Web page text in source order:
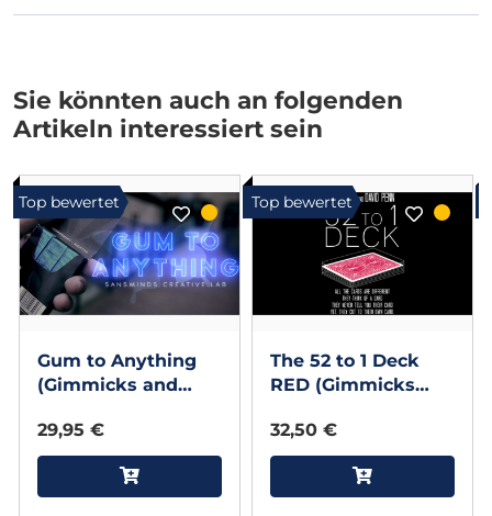
Sie könnten auch an folgenden
Artikeln interessiert sein
Top bewertet
Gum to Anything
(Gimmicks and
by Sansminds
Magic
29,95 €
Top bewertet
The 52 to 1 Deck
RED (Gimmicks
Instructions) by
Wayne Fox and
David Pen
32,50 €